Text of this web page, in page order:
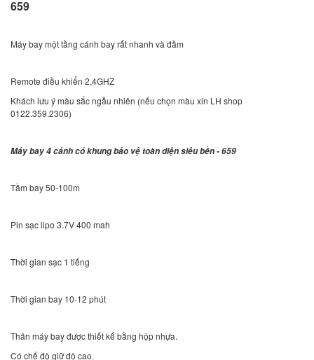
659
Máy bay một tầng cánh bay rất nhanh và đầm
Remote điều khiển 2,4GHZ
Khách lưu ý màu sắc ngẫu nhiên (nếu chọn màu xin LH shop
0122.359.2306)
Máy bay 4 cánh có khung bảo vệ toàn diện siêu bền - 659
Tầm bay 50-100m
Pin sạc lipo 3.7V 400 mah
Thời gian sạc 1 tiếng
Thời gian bay 10-12 phút
Thân máy bay được thiết kế bằng hộp nhựa.
Có chế độ giữ độ cao.